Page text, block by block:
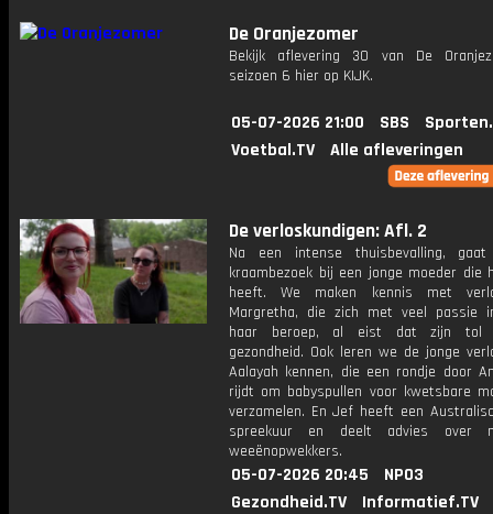
De Oranjezomer
Bekijk aflevering 30 van De
seizoen 6 hier op KIJK.
05-07-2026 21:00 SBS
Voetbal.TV
Alle afleveringen
De verloskundigen: Afl. 2
Na een intense thuisbevalling,
kraambezoek bij een jonge moeder die
heeft. We maken kennis met
Margretha, die zich met veel passie
haar beroep, al eist dat zijn tol
gezondheid. Ook leren we de jonge
Aalayah kennen, die een rondje door
rijdt om babyspullen voor kwetsbare
verzamelen. En Jef heeft een
spreekuur en deelt advies over
weeënopwekkers.
05-07-2026 20:45
NPO3
Gezondheid.TV
Informatief.TV